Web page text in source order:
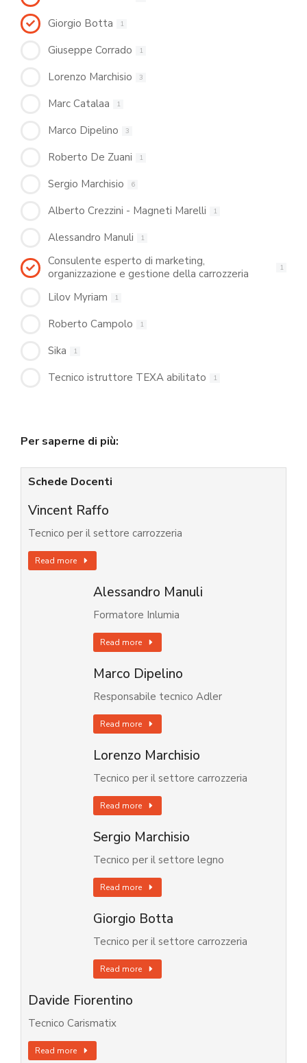
Giorgio Botta 1
Giuseppe Corrado 1
Lorenzo Marchisio 3
Marc Catalaa 1
Marco Dipelino 3
Roberto De Zuani 1
Sergio Marchisio 6
Alberto Crezzini - Magneti Marelli 1
Alessandro Manuli 1
Consulente esperto di marketing,
organizzazione e gestione della carrozzeria
1
Lilov Myriam 1
Roberto Campolo 1
Sika 1
Tecnico istruttore TEXA abilitato 1
Per saperne di più:
Schede Docenti
Vincent Raffo
Tecnico per il settore carrozzeria
Read more
Alessandro Manuli
Formatore Inlumia
Read more
Marco Dipelino
Responsabile tecnico Adler
Read more
Lorenzo Marchisio
Tecnico per il settore carrozzeria
Read more
Sergio Marchisio
Tecnico per il settore legno
Read more
Giorgio Botta
Tecnico per il settore carrozzeria
Read more
Davide Fiorentino
Tecnico Carismatix
Read more